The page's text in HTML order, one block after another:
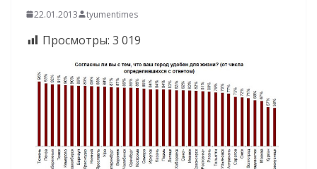
22.01.2013 tyumentimes
Просмотры: 3 019